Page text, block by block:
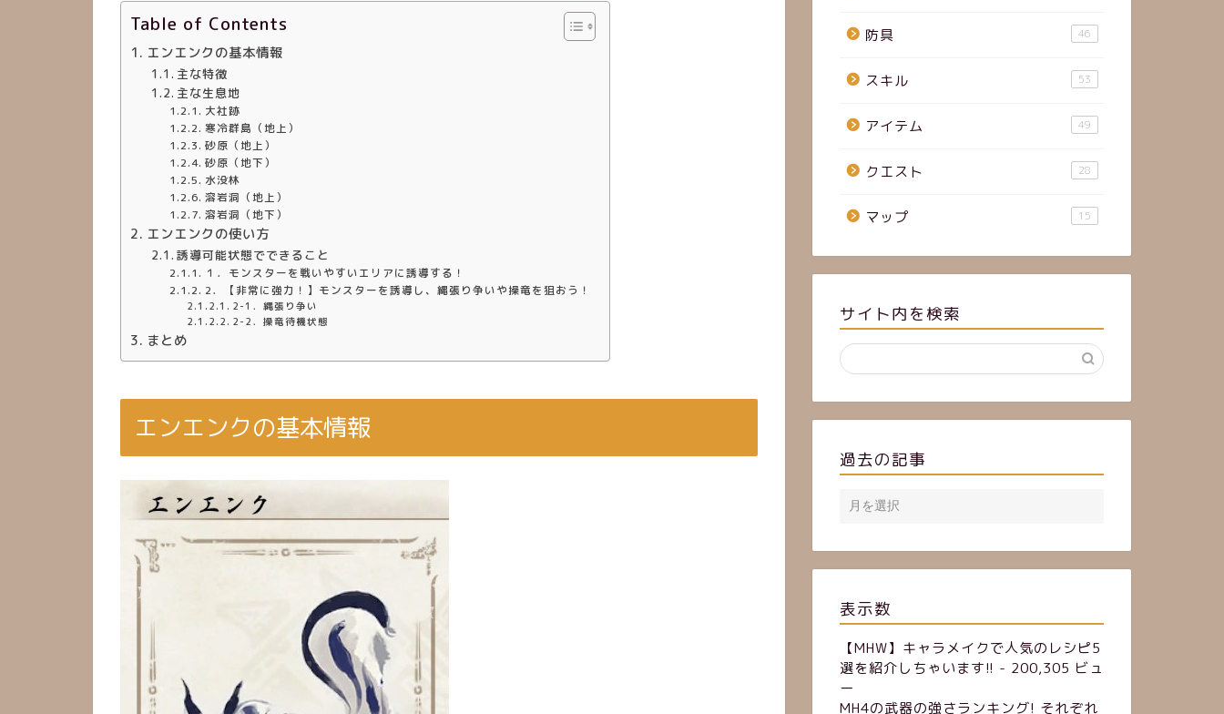
Table of Contents
エンエンクの基本情報
主な特徴
主な生息地
大社跡
寒冷群島（地上）
砂原（地上）
砂原（地下）
水没林
溶岩洞（地上）
溶岩洞（地下）
エンエンクの使い方
誘導可能状態でできること
１．モンスターを戦いやすいエリアに誘導する！
2．【非常に強力！】モンスターを誘導し、縄張り争いや操竜を狙おう！
2-1．縄張り争い
2-2．操竜待機状態
まとめ
エンエンクの基本情報
防具 46
スキル 53
アイテム 49
クエスト 28
マップ 15
サイト内を検索
過去の記事
表示数
【MHW】キャラメイクで人気のレシピ5
選を紹介しちゃいます!! - 200,305 ビュ
ー
MH4の武器の強さランキング! それぞれ